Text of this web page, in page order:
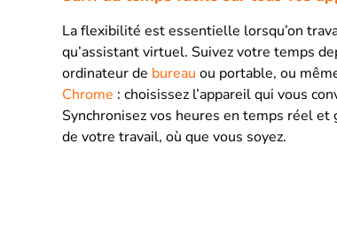
La flexibilité est essentielle lorsqu’on
qu’assistant virtuel. Suivez votre temps
ordinateur de bureau ou portable, ou
Chrome : choisissez l’appareil qui vous
Synchronisez vos heures en temps réel et
de votre travail, où que vous soyez.